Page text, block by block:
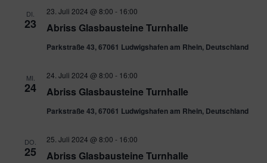
DI.
23 Abriss Glasbausteine Turnhalle
23. Juli 2024 @ 8:00 - 16:00
Parkstraße 43, 67061 Ludwigshafen am Rhein, Deutschland
MI.
24 Abriss Glasbausteine Turnhalle
24. Juli 2024 @ 8:00 - 16:00
Parkstraße 43, 67061 Ludwigshafen am Rhein, Deutschland
DO.
25 Abriss Glasbausteine Turnhalle
25. Juli 2024 @ 8:00 - 16:00